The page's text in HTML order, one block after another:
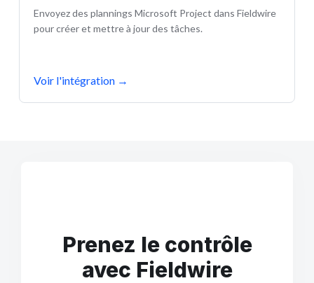
Envoyez des plannings Microsoft Project dans Fieldwire
pour créer et mettre à jour des tâches.
Voir l'intégration →
Prenez le contrôle
avec Fieldwire